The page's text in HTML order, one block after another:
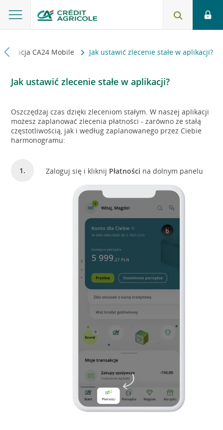
Aplikacja CA24 Mobile Jak ustawić zlecenie stałe w aplikacji?
Jak ustawić zlecenie stałe w aplikacji?
Oszczędzaj czas dzięki zleceniom stałym. W naszej aplikacji
możesz zaplanować zlecenia płatności - zarówno ze stałą
częstotliwością, jak i według zaplanowanego przez Ciebie
harmonogramu:
Zaloguj się i kliknij Płatności na dolnym panelu